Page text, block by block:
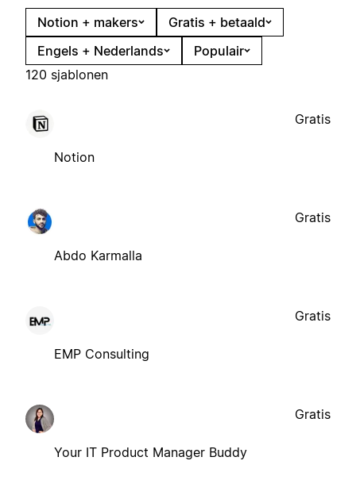
Notion + makers
Gratis + betaald
Engels + Nederlands
Populair
120 sjablonen
Notion
Gratis
Abdo Karmalla
Gratis
EMP Consulting
Gratis
Your IT Product Manager Buddy
Gratis